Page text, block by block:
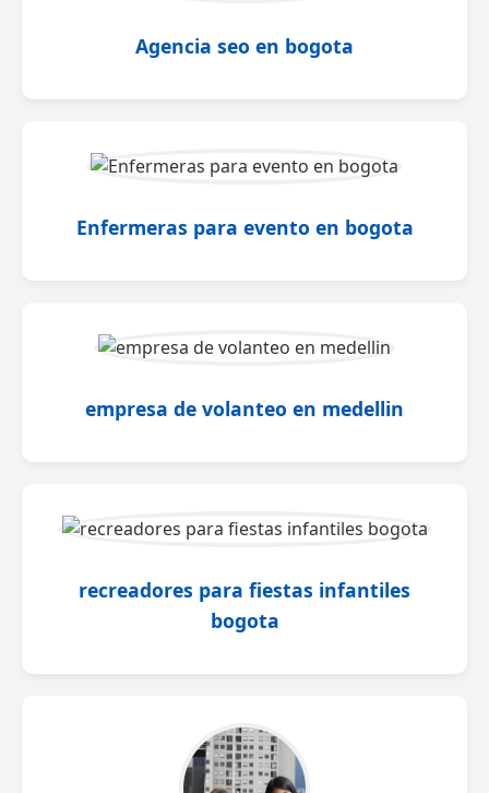
Agencia seo en bogota
Enfermeras para evento en bogota
empresa de volanteo en medellin
recreadores para fiestas infantiles
bogota